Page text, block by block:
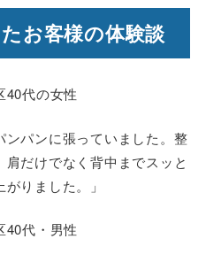
お客様の体験談
代の女性
ンパンに張っていました。整
だけでなく背中までスッと
りました。」
代・男性